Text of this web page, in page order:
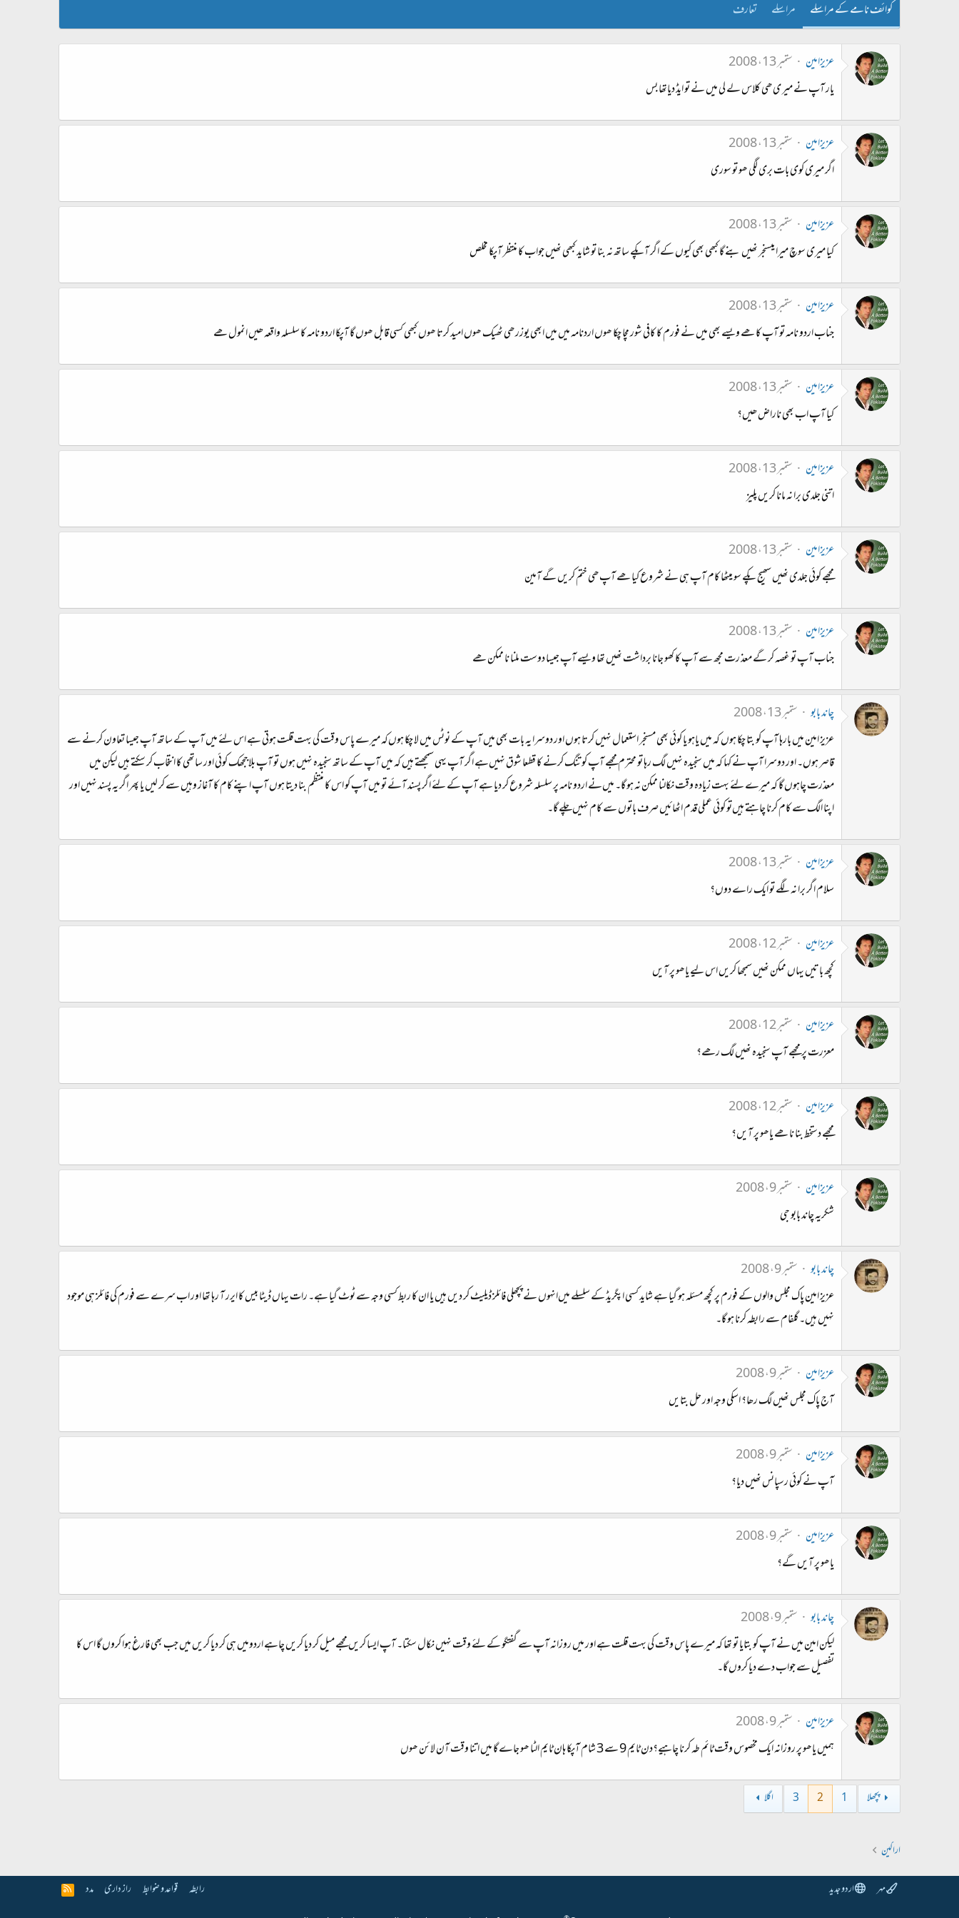
کوائف نامے کے مراسلے مراسلے تعارف
عزیزامین
ستمبر 13، 2008
یار آپ نے میر ی ھی کلاس لے لی میں نے تو ایڈ دیاتھا بس
عزیزامین
ستمبر 13، 2008
اگر میری کوی بات بری لگی ھو تو سوری
عزیزامین
ستمبر 13، 2008
کیا میری سوچ میرا میسنجر نھیں بنے گا کبھی بھی کیوں کے اگر آپکے ساتھ نہ بنا تو شاید کبھی نھیں جواب کا منتظر آپکا مخلص
عزیزامین
ستمبر 13، 2008
جناب اردو نامہ تو آپ کا ھے ویسے بھی میں نے فورم کا کافی شور مچا چکا ھوں اردنامہ میں میں ابھی یوزر ھی ٹھیک ھوں امید کرتا ھوں کبھی کسی قابل ھوں گا آپکا اردو نامہ کا سلسلہ واقعہ ھیں انمول ھے
عزیزامین
ستمبر 13، 2008
کیا آپ اب بھی ناراض ھیں؟
عزیزامین
ستمبر 13، 2008
اتنی جلدی برا نہ مانا کریں پلیز
عزیزامین
ستمبر 13، 2008
مجھے کوئی جلدی نھیں سھیج پکے سو میٹھا کام آپ ہی نے شروع کیا ھے آپ ھی ختم کریں گے آمین
عزیزامین
ستمبر 13، 2008
جناب آپ تو غصہ کر گے معذ رت مجھ سے آپ کا کھو جانا برداشت نھیں تھا ویسے آپ جیسا دوست ملنا نا ممکن ھے
چاند بابو
ستمبر 13، 2008
عزیز امین میں‌ بارہا آپ کو بتا چکا ہوں کہ میں یاہو یا کوئی بھی مسنجر استعمال نہیں‌ کرتا ہوں اور دوسرا یہ بات بھی میں آپ کے نوٹس میں لا چکا ہوں‌کہ میرے پاس وقت کی بہت قلت ہوتی ہے اس لئے میں‌ آپ کے ساتھ آپ جیسا تعاون کرنے سے
قاصر ہوں۔ اور دوسرا آپ نے کہا کہ میں‌ سنجیدہ نہیں‌ لگ رہا تو محترم مجھے آپ کو تنگ کرنے کا قطعا شوق نہیں‌ہے اگر آپ یہی سمجھتے ہیں‌ کہ میں آپ کے ساتھ سنجیدہ نہیں‌ ہوں تو آپ بلاججھک کوئی اور ساتھی کا انتخاب کر سکتے ہیں لیکن میں‌
معذرت چاہوں گا کہ میرے لئے بہت زیادہ وقت نکالنا ممکن نہ ہو گا۔ میں‌نے اردو نامہ پر سلسلہ شروع کر دیا ہے آپ کے لئے اگر پسند آئے تو میں‌ آپ کو اس کا منتظم بنا دیتا ہوں آپ اپنے کام کا آغاز وہیں سے کر لیں یا پھر اگر یہ پسند نہیں اور
اپنا الگ سے کام کرنا چاہتے ہیں‌تو کوئی عملی قدم اٹھائیں صرف باتوں سے کام نہیں‌چلے گا۔
عزیزامین
ستمبر 13، 2008
سلام اگر برا نہ لگے تو ایک راے دوں؟
عزیزامین
ستمبر 12، 2008
کچھ باتیں یہاں ممکن نھیں سمجھا کریں اس لیے یاھو پر آیں
عزیزامین
ستمبر 12، 2008
معزرت پر مجھے آپ سنجیدہ نھیں لگ رھے؟
عزیزامین
ستمبر 12، 2008
مجھے دستخط بنا نا ھے یاھو پر آیں؟
عزیزامین
ستمبر 9، 2008
شکریہ چاند بابو جی
چاند بابو
ستمبر 9، 2008
عزیز امین پاک مجلس والوں کے فورم پر کچھ مسئلہ ہو گیا ہے شاید کسی اپگریڈ کے سلسلے میں‌انہوں نے پچھلی فائلز ڈیلیٹ کر دیں ہیں یا ان کا ربط کسی وجہ سے ٹوٹ گیا ہے۔ رات یہاں ڈیٹا بیس کا ایرر آ رہا تھا اور اب سرے سے فورم کی فائلز ہی موجود
نہیں ہیں۔ گلفام سے رابطہ کرنا ہو گا۔
عزیزامین
ستمبر 9، 2008
آج پاک مجلس نھیں لگ رھا؟ اسکی وجہ اور حل بتایں
عزیزامین
ستمبر 9، 2008
آپ نے کوئی رسپانس نھیں دیا؟
عزیزامین
ستمبر 9، 2008
یاھو پر آیں گے؟
چاند بابو
ستمبر 9، 2008
لیکن امین میں نے آپ کو بتایا تو تھا کہ میرے پاس وقت کی بہت قلت ہے اور میں روزانہ آپ سے گفتگو کے لئے وقت نہیں نکال سکتا۔ آپ ایسا کریں مجھے میل کر دیا کریں چاہے اردومیں ہی کر دیا کریں میں جب بھی فارغ ہوا کروں گا اس کا
تفصیل سے جواب دے دیا کروں گا۔
عزیزامین
ستمبر 9، 2008
ہمیں یاھو پر روزانہ ایک مخصوس وقت ٹائم طہ کرنا چاہیے؟دن ٹایم 9 سے 3 شام آپکا ہان ٹایم الٹا ھو جاے گا میں اتنا وقت آن لائن ھوں
پچھلا 1
2
3 اگلا
اراکین
مہر
اردو جدید رابطہ قواعد و ضوابط راز داری مدد
R
S